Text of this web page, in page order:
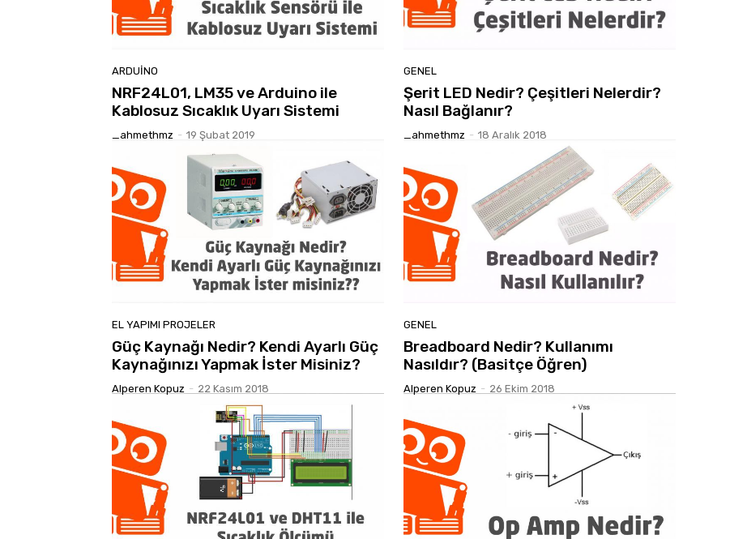
ARDUINO
NRF24L01, LM35 ve Arduino ile
Kablosuz Sıcaklık Uyarı Sistemi
_ahmethmz - 19 Şubat 2019
GENEL
Şerit LED Nedir? Çeşitleri Nelerdir?
Nasıl Bağlanır?
_ahmethmz - 18 Aralık 2018
EL YAPIMI PROJELER
Güç Kaynağı Nedir? Kendi Ayarlı Güç
Kaynağınızı Yapmak İster Misiniz?
Alperen Kopuz - 22 Kasım 2018
GENEL
Breadboard Nedir? Kullanımı
Nasıldır? (Basitçe Öğren)
Alperen Kopuz - 26 Ekim 2018